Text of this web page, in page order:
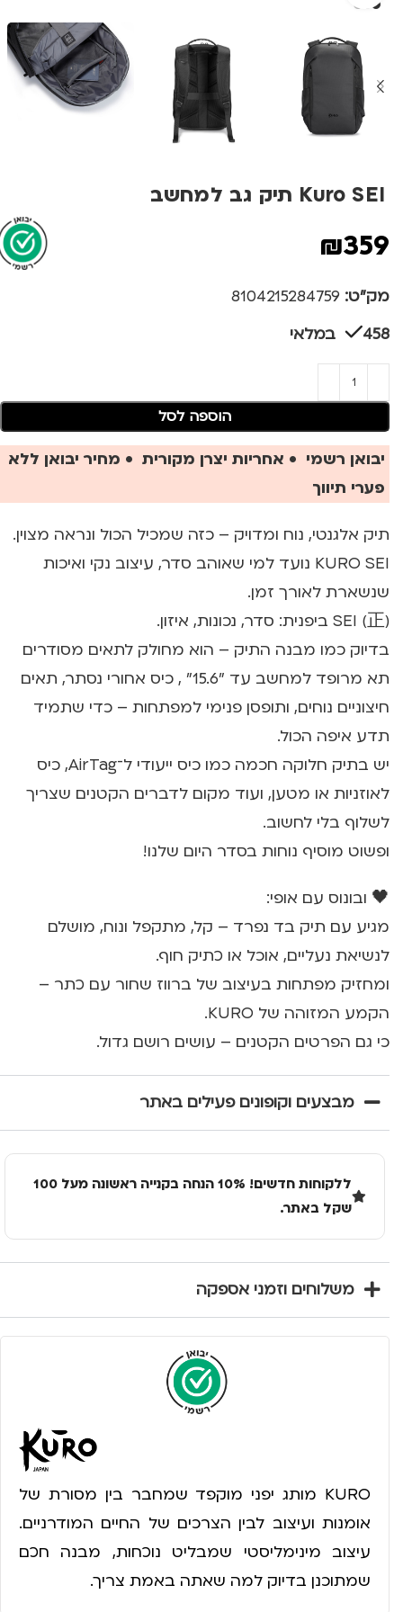
Kuro SEI תיק גב למחשב
₪359
מק"ט: 8104215284759
458 במלאי
הוספה לסל
יבואן רשמי • אחריות יצרן מקורית • מחיר יבואן ללא
פערי תיווך
תיק אלגנטי, נוח ומדויק – כזה שמכיל הכול ונראה מצוין.
KURO SEI נועד למי שאוהב סדר, עיצוב נקי ואיכות
שנשארת לאורך זמן.
SEI (正) ביפנית: סדר, נכונות, איזון.
בדיוק כמו מבנה התיק – הוא מחולק לתאים מסודרים
תא מרופד למחשב עד "15.6" , כיס אחורי נסתר, תאים
חיצוניים נוחים, ותופסן פנימי למפתחות – כדי שתמיד
תדע איפה הכול.
יש בתיק חלוקה חכמה כמו כיס ייעודי ל־AirTag, כיס
לאוזניות או מטען, ועוד מקום לדברים הקטנים שצריך
לשלוף בלי לחשוב.
ופשוט מוסיף נוחות בסדר היום שלנו!
🖤 ובונוס עם אופי:
מגיע עם תיק בד נפרד – קל, מתקפל ונוח, מושלם
לנשיאת נעליים, אוכל או כתיק חוף.
ומחזיק מפתחות בעיצוב של ברווז שחור עם כתר –
הקמע המזוהה של KURO.
כי גם הפרטים הקטנים – עושים רושם גדול.
מבצעים וקופונים פעילים באתר
ללקוחות חדשים! 10% הנחה בקנייה ראשונה מעל 100
שקל באתר.
משלוחים וזמני אספקה
KURO מותג יפני מוקפד שמחבר בין מסורת של
אומנות ועיצוב לבין הצרכים של החיים המודרניים.
עיצוב מינימליסטי שמבליט נוכחות, מבנה חכם
שמתוכנן בדיוק למה שאתה באמת צריך.